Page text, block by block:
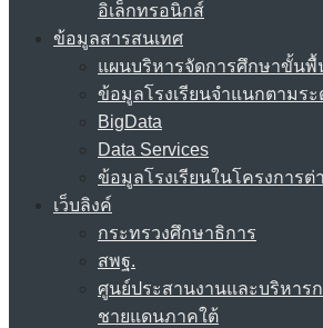
อิเล็กทรอนิกส์
ข้อมูลสารสนเทศ
แผนบริหารจัดการศึกษาขั้นพื้
ข้อมูลโรงเรียนจำแนกตามร
BigData
Data Services
ข้อมูลโรงเรียนในโครงการต่
เว็บลิงค์
กระทรวงศึกษาธิการ
สพฐ.
ศูนย์ประสานงานและบริหาร
ชายแดนภาคใต้